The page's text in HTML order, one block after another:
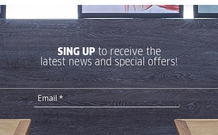
SING UPto receive the
latest news and special offers!